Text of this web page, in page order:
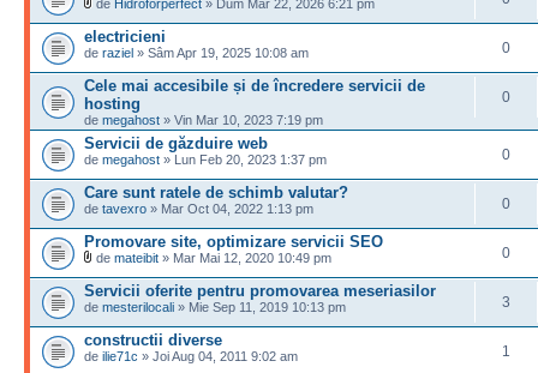
de Hidroforperfect » Dum Mar 22, 2026 6:21 pm
electricieni
de raziel » Sâm Apr 19, 2025 10:08 am 0
Cele mai accesibile și de încredere servicii de
hosting
de megahost » Vin Mar 10, 2023 7:19 pm
0
Servicii de găzduire web
de megahost » Lun Feb 20, 2023 1:37 pm 0
Care sunt ratele de schimb valutar?
de tavexro » Mar Oct 04, 2022 1:13 pm 0
Promovare site, optimizare servicii SEO
de mateibit » Mar Mai 12, 2020 10:49 pm 0
Servicii oferite pentru promovarea meseriasilor
de mesterilocali » Mie Sep 11, 2019 10:13 pm 3
constructii diverse
de ilie71c » Joi Aug 04, 2011 9:02 am 1